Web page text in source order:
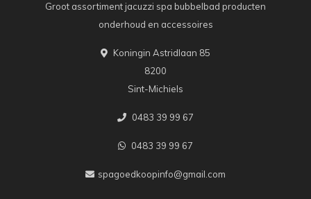
Groot assortiment jacuzzi spa bubbelbad producten
onderhoud en accessoires
Koningin Astridlaan 85
8200
Sint-Michiels
0483 39 99 67
0483 39 99 67
spagoedkoopinfo@gmail.com